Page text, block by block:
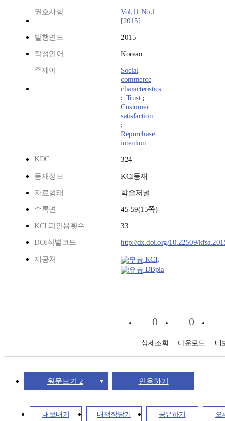
권호사항
Vol.11 No.1
[2015]
발행연도 2015
작성언어 Korean
주제어
Social
commerce
characteristics
; Trust;
Customer
satisfaction
;
Repurchase
intention
KDC
324
등재정보 KCI등재
자료형태 학술저널
수록면 45-59(15쪽)
KCI 피인용횟수 33
DOI식별코드 http://dx.doi.org/10.22509/
제공처 KCI,
DBpia
0
상세조회
0
다운로드 내
원문보기 2 인용하기
내보내기 내책장담기 공유하기 오